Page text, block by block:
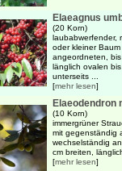
Elaeagnus
(20 Korn)
laubabwerfender,
oder kleiner
angeordneten,
länglich ovalen
unterseits ...
[mehr lesen]
Elaeodendron
(10 Korn)
immergrüner
mit gegenständig
wechselständig
cm breiten,
[mehr lesen]